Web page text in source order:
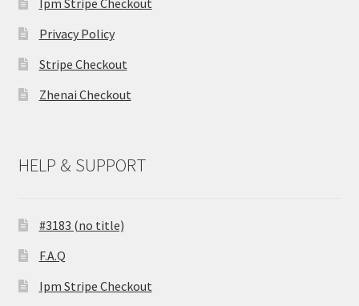
Privacy Policy
Stripe Checkout
Zhenai Checkout
HELP & SUPPORT
#3183 (no title)
F.A.Q
Ipm Stripe Checkout